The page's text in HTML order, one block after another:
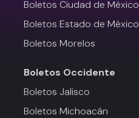
Boletos Ciudad de México
Boletos Estado de México
Boletos Morelos
Boletos Occidente
Boletos Jalisco
Boletos Michoacán